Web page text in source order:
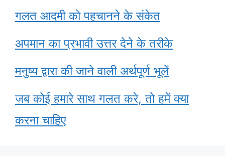
गलत आदमी को पहचानने के संकेत
अपमान का प्रभावी उत्तर देने के तरीके
मनुष्य द्वारा की जाने वाली अर्थपूर्ण भूलें
जब कोई हमारे साथ गलत करे, तो हमें क्या
करना चाहिए